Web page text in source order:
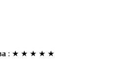
: ★ ★ ★ ★ ★